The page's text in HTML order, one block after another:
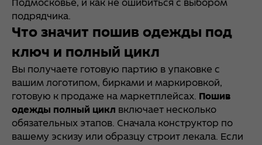
Подмосковье, и как не ошибиться с выбором
подрядчика.
Что значит пошив одежды под
ключ и полный цикл
Вы получаете готовую партию в упаковке с
вашим логотипом, бирками и маркировкой,
готовую к продаже на маркетплейсах. Пошив
одежды полный цикл включает несколько
обязательных этапов. Сначала конструктор по
вашему эскизу или образцу строит лекала. Если